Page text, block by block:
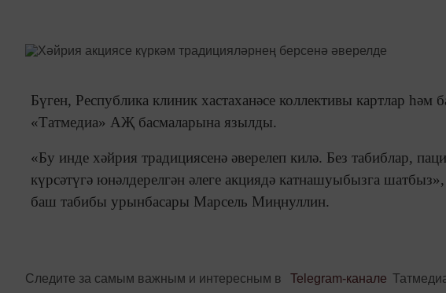
Бүген, Республика клиник хастаханәсе коллективы картлар һәм
«Татмедиа» АҖ басмаларына язылды.
«Бу инде хәйрия традициясенә әверелеп килә. Без табиблар,
күрсәтүгә юнәлдерелгән әлеге акциядә катнашуыбызга
баш табибы урынбасары Марсель Миңнуллин.
Следите за самым важным и интересным в Telegram-канале